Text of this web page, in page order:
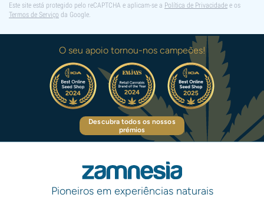
Este site está protegido pelo reCAPTCHA e aplicam-se a Política de Privacidade e os
Termos de Serviço da Google.
O seu apoio tornou-nos campeões!
Descubra todos os nossos
prémios
Pioneiros em experiências naturais